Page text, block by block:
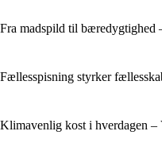
Fra madspild til bæredygtighed
Fællesspisning styrker
Klimavenlig kost i hverdagen –